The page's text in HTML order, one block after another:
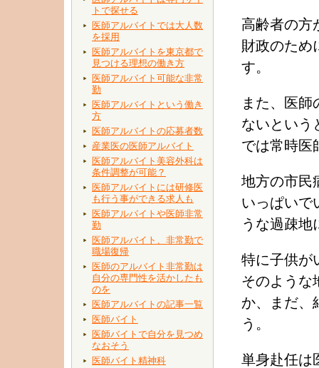
トで探せる
医師アルバイトでは大人数
を採用
医師アルバイトを東京都で
見つける理想の働き方
医師アルバイト可能な非常
勤
医師アルバイトという働き
方
医師アルバイトの応募者数
産業医の医師アルバイト
医師アルバイト美容外科は
条件調整が可能？
医師アルバイトには研修医
も行う事ができる求人も
医師アルバイトや医師非常
勤
医師アルバイト、非常勤で
職場復帰
医師のアルバイト非常勤は
自分の専門性を活かしたも
のを
医師アルバイトの記事一覧
医師バイト
医師バイトで自分を見つめ
なおそう
医師バイト精神科
高齢者の方
財政のため
す。
また、医
ないという
では常時医
地方の市民
いっぱいで
うな過疎地
特に子供が
そのような
か、まだ、
う。
単身赴任は